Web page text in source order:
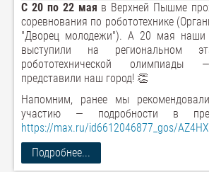
С 20 по 22 мая в Верхней Пышме
соревнования по робототехнике
"Дворец молодежи"). А 20 мая
выступили на региональном
робототехнической
представили наш город! 👏
Напомним, ранее мы
участию — подробности в
https://max.ru/id6612046877_gos/
Подробнее...